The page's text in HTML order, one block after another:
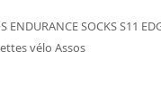
ENDURANCE SOCKS S11
vélo Assos